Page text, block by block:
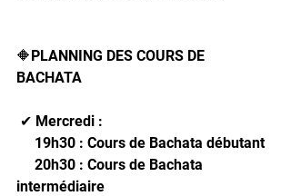
🔶PLANNING DES COURS DE
BACHATA
✔ Mercredi :
     19h30 : Cours de Bachata débutant
intermédiaire